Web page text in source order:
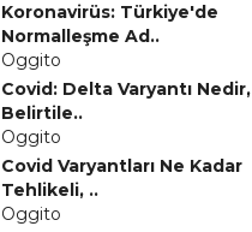
Koronavirüs: Türkiye'de
Normalleşme Ad..
Oggito
Covid: Delta Varyantı Nedir,
Belirtile..
Oggito
Covid Varyantları Ne Kadar
Tehlikeli, ..
Oggito